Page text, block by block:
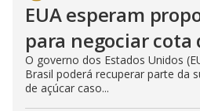
EUA esperam
para negociar cota
O governo dos Estados Unidos
Brasil poderá recuperar parte da
de açúcar caso...